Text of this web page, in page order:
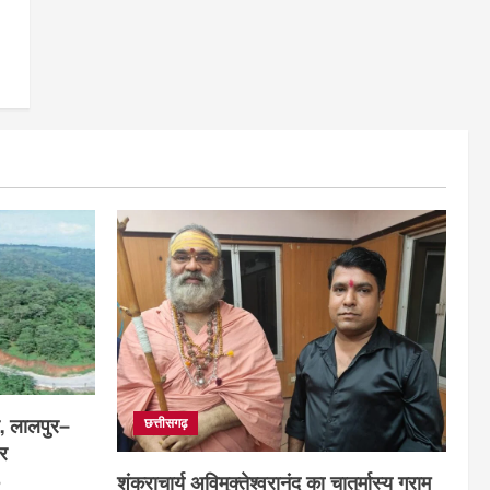
लालपुर–
छत्तीसगढ़
शंकराचार्य अविमुक्तेश्वरानंद का चातुर्मास्य ग्राम